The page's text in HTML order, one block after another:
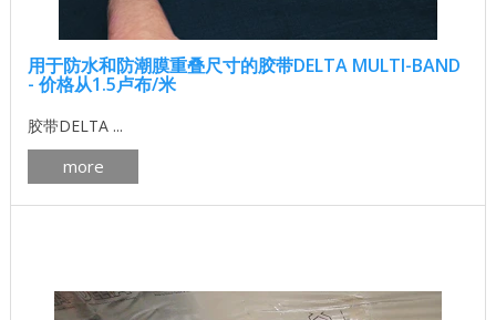
用于防水和防潮膜重叠尺寸的胶带DELTA MULTI-BAND
- 价格从1.5卢布/米
胶带DELTA ...
more